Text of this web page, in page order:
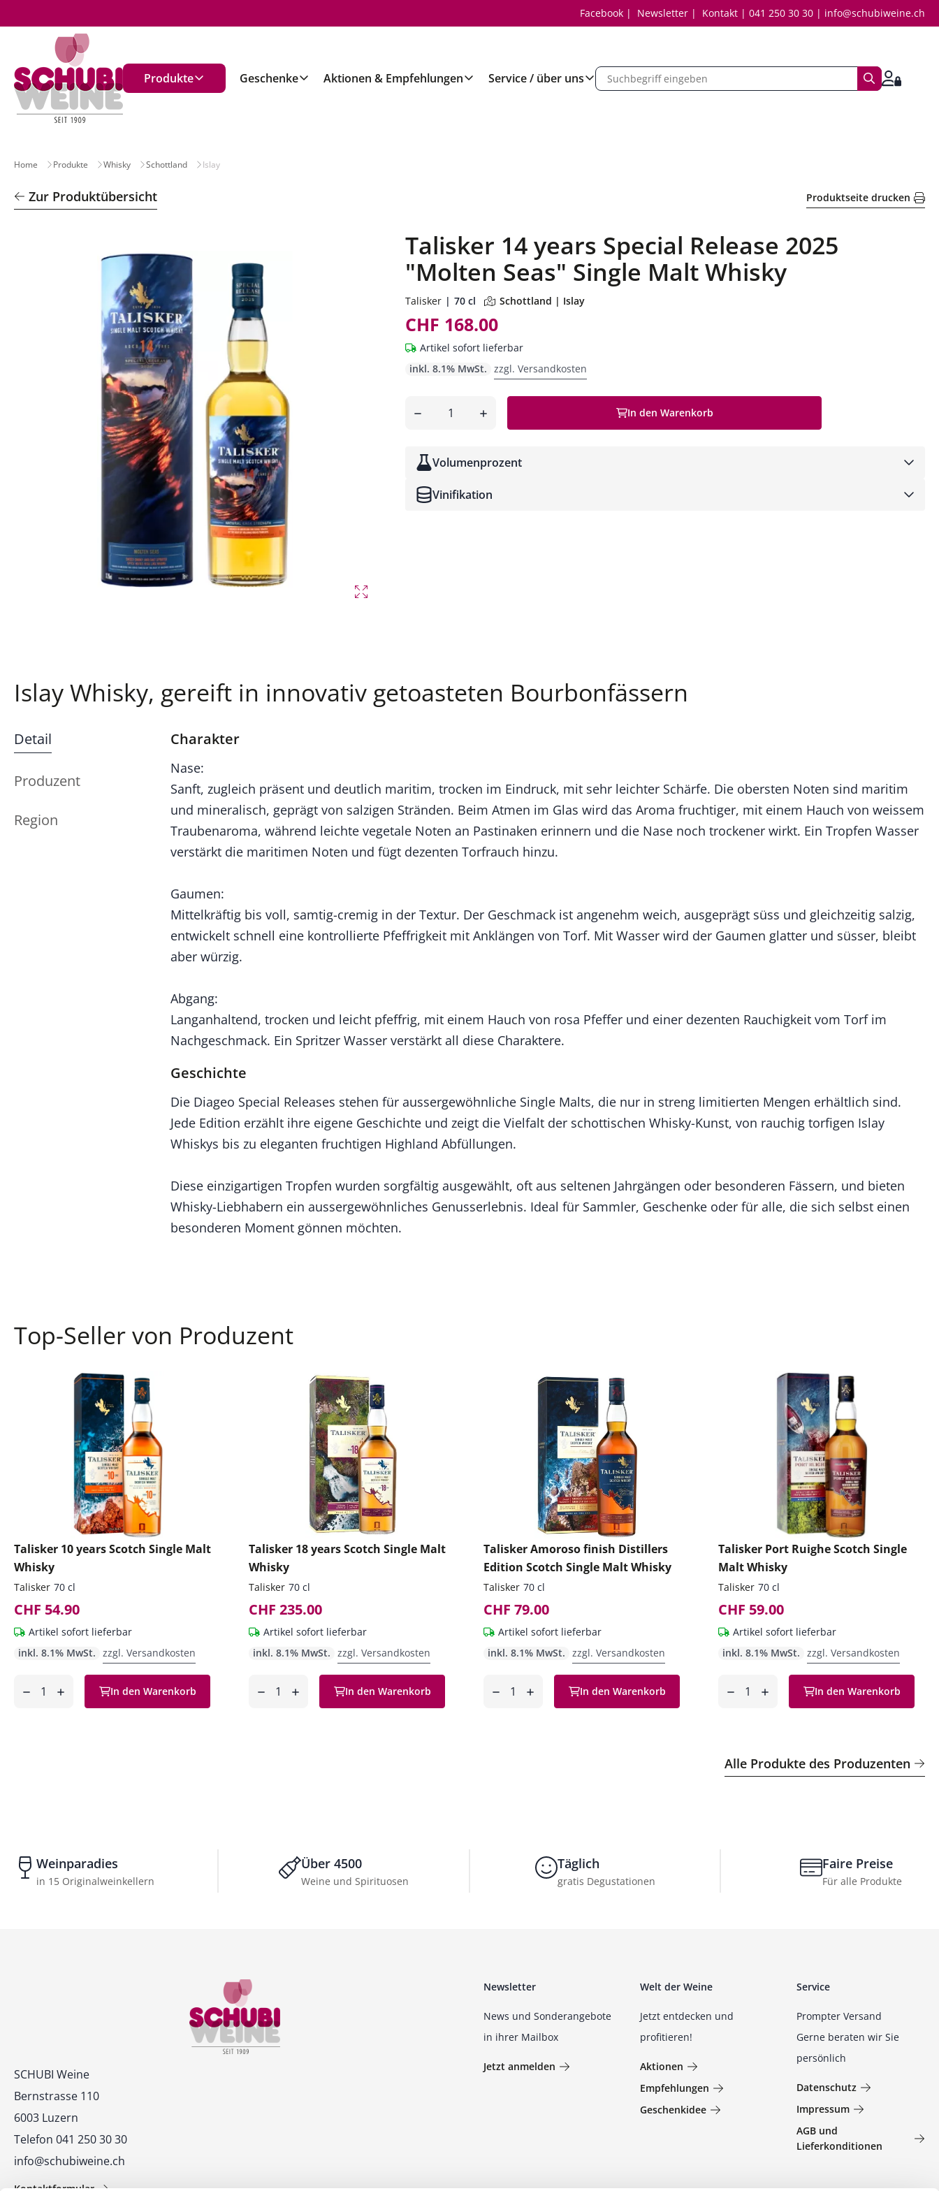
Facebook Newsletter Kontakt 041 250 30 30 info@schubiweine.ch
Produkte Geschenke Aktionen & Empfehlungen Service / über uns
Home Produkte Whisky Schottland Islay
Zur Produktübersicht Produktseite drucken
Talisker 14 years Special Release 2025
"Molten Seas" Single Malt Whisky
Talisker 70 cl Schottland | Islay
CHF 168.00
Artikel sofort lieferbar
inkl. 8.1% MwSt. zzgl. Versandkosten
In den Warenkorb
Volumenprozent
Vinifikation
Islay Whisky, gereift in innovativ getoasteten Bourbonfässern
Detail
Produzent
Region
Charakter
Nase:
Sanft, zugleich präsent und deutlich maritim, trocken im Eindruck, mit sehr leichter Schärfe. Die obersten Noten sind maritim
und mineralisch, geprägt von salzigen Stränden. Beim Atmen im Glas wird das Aroma fruchtiger, mit einem Hauch von weissem
Traubenaroma, während leichte vegetale Noten an Pastinaken erinnern und die Nase noch trockener wirkt. Ein Tropfen Wasser
verstärkt die maritimen Noten und fügt dezenten Torfrauch hinzu.
Gaumen:
Mittelkräftig bis voll, samtig-cremig in der Textur. Der Geschmack ist angenehm weich, ausgeprägt süss und gleichzeitig salzig,
entwickelt schnell eine kontrollierte Pfeffrigkeit mit Anklängen von Torf. Mit Wasser wird der Gaumen glatter und süsser, bleibt
aber würzig.
Abgang:
Langanhaltend, trocken und leicht pfeffrig, mit einem Hauch von rosa Pfeffer und einer dezenten Rauchigkeit vom Torf im
Nachgeschmack. Ein Spritzer Wasser verstärkt all diese Charaktere.
Geschichte
Die Diageo Special Releases stehen für aussergewöhnliche Single Malts, die nur in streng limitierten Mengen erhältlich sind.
Jede Edition erzählt ihre eigene Geschichte und zeigt die Vielfalt der schottischen Whisky-Kunst, von rauchig torfigen Islay
Whiskys bis zu eleganten fruchtigen Highland Abfüllungen.
Diese einzigartigen Tropfen wurden sorgfältig ausgewählt, oft aus seltenen Jahrgängen oder besonderen Fässern, und bieten
Whisky-Liebhabern ein aussergewöhnliches Genusserlebnis. Ideal für Sammler, Geschenke oder für alle, die sich selbst einen
besonderen Moment gönnen möchten.
Top-Seller von Produzent
Talisker 10 years Scotch Single Malt
Whisky
Talisker 70 cl
CHF 54.90
Artikel sofort lieferbar
inkl. 8.1% MwSt. zzgl. Versandkosten
In den Warenkorb
Talisker 18 years Scotch Single Malt
Whisky
Talisker 70 cl
CHF 235.00
Artikel sofort lieferbar
inkl. 8.1% MwSt. zzgl. Versandkosten
In den Warenkorb
Talisker Amoroso finish Distillers
Edition Scotch Single Malt Whisky
Talisker 70 cl
CHF 79.00
Artikel sofort lieferbar
inkl. 8.1% MwSt. zzgl. Versandkosten
In den Warenkorb
Talisker Port Ruighe Scotch Single
Malt Whisky
Talisker 70 cl
CHF 59.00
Artikel sofort lieferbar
inkl. 8.1% MwSt. zzgl. Versandkosten
In den Warenkorb
Alle Produkte des Produzenten
Weinparadies
in 15 Originalweinkellern
Über 4500
Weine und Spirituosen
Täglich
gratis Degustationen
Faire Preise
Für alle Produkte
Kontakt
SCHUBI Weine
Bernstrasse 110
6003 Luzern
Telefon 041 250 30 30
info@schubiweine.ch
Kontaktformular
Newsletter
News und Sonderangebote
in ihrer Mailbox
Jetzt anmelden
Welt der Weine
Jetzt entdecken und
profitieren!
Aktionen
Empfehlungen
Geschenkidee
Service
Prompter Versand
Gerne beraten wir Sie
persönlich
Datenschutz
Impressum
AGB und
Lieferkonditionen